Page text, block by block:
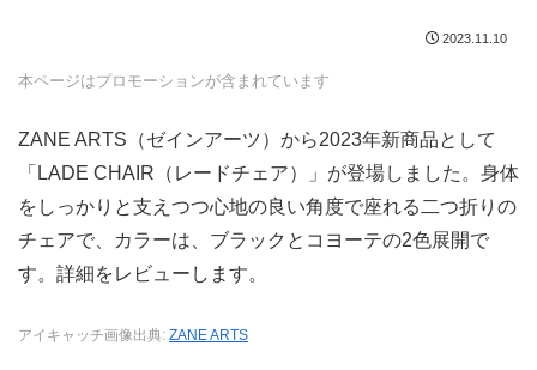
2023.11.10
本ページはプロモーションが含まれています
ZANE ARTS（ゼインアーツ）から2023年新商品として
「LADE CHAIR（レードチェア）」が登場しました。身体
をしっかりと支えつつ心地の良い角度で座れる二つ折りの
チェアで、カラーは、ブラックとコヨーテの2色展開で
す。詳細をレビューします。
アイキャッチ画像出典: ZANE ARTS